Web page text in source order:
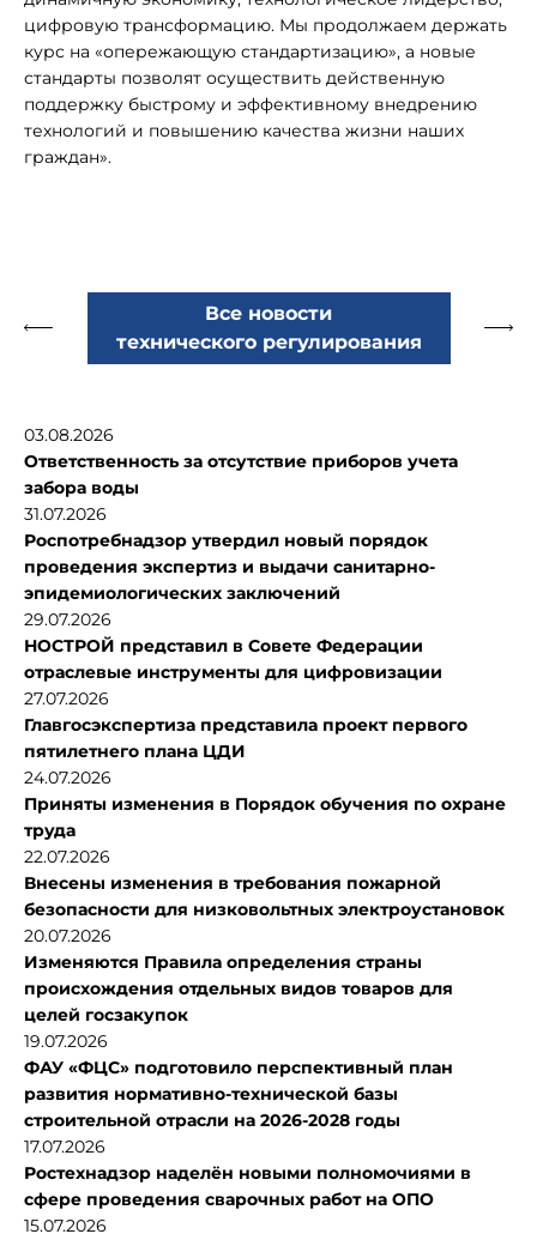
цифровую трансформацию. Мы продолжаем держать
курс на «опережающую стандартизацию», а новые
стандарты позволят осуществить действенную
поддержку быстрому и эффективному внедрению
технологий и повышению качества жизни наших
граждан».
Все новости
технического регулирования
03.08.2026
Ответственность за отсутствие приборов учета
забора воды
31.07.2026
Роспотребнадзор утвердил новый порядок
проведения экспертиз и выдачи санитарно-
эпидемиологических заключений
29.07.2026
НОСТРОЙ представил в Совете Федерации
отраслевые инструменты для цифровизации
27.07.2026
Главгосэкспертиза представила проект первого
пятилетнего плана ЦДИ
24.07.2026
Приняты изменения в Порядок обучения по охране
труда
22.07.2026
Внесены изменения в требования пожарной
безопасности для низковольтных электроустановок
20.07.2026
Изменяются Правила определения страны
происхождения отдельных видов товаров для
целей госзакупок
19.07.2026
ФАУ «ФЦС» подготовило перспективный план
развития нормативно-технической базы
строительной отрасли на 2026-2028 годы
17.07.2026
Ростехнадзор наделён новыми полномочиями в
сфере проведения сварочных работ на ОПО
15.07.2026